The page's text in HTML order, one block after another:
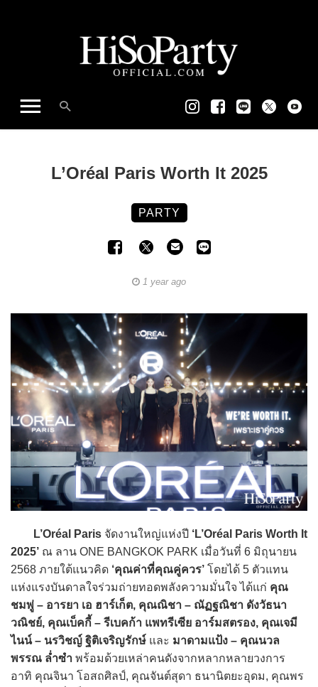
L’Oréal Paris Worth It 2025
PARTY
1 year ago
L’Oréal Paris จัดงานใหญ่แห่งปี ‘L’Oréal Paris Worth It
2025’ ณ ลาน ONE BANGKOK PARK เมื่อวันที่ 6 มิถุนายน
2568 ภายใต้แนวคิด ‘คุณค่าที่คุณคู่ควร’ โดยได้ 5 ตัวแทน
แห่งแรงบันดาลใจร่วมถ่ายทอดพลังความมั่นใจ ได้แก่ คุณ
ชมพู่ – อารยา เอ ฮาร์เก็ต, คุณณิชา – ณัฏฐณิชา ดังวัธนา
วณิชย์, คุณเบ็คกี้ – รีเบคก้า แพทรีเซีย อาร์มสตรอง, คุณเจมี
ไนน์ – นรวิชญ์ ฐิติเจริญรักษ์ และ มาดามแป้ง – คุณนวล
พรรณ ล่ำซำ พร้อมด้วยเหล่าคนดังจากหลากหลายวงการ
อาทิ คุณจินา โอสถศิลป์, คุณจันต์สุดา ธนานิตยะอุดม, คุณพร